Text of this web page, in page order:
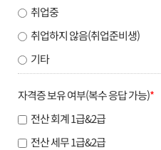
취업중
취업하지 않음(취업준비생)
기타
자격증 보유 여부(복수 응답 가능)*
전산 회계 1급&2급
전산 세무 1급&2급